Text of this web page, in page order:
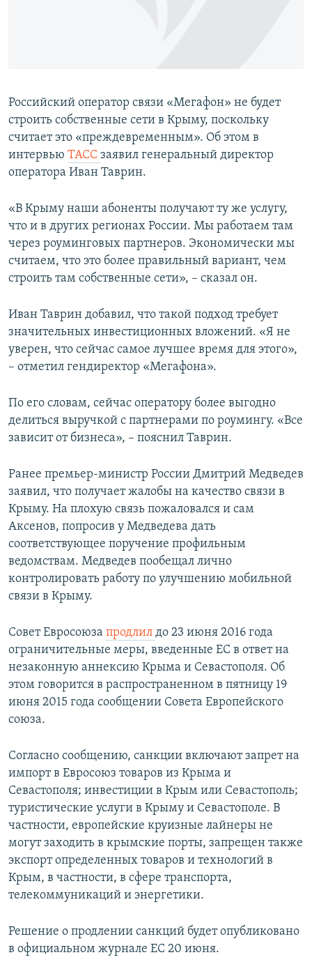
Все сайты RFE/RL
Российский оператор связи «Мегафон» не будет
строить собственные сети в Крыму, поскольку
считает это «преждевременным». Об этом в
интервью ТАСС заявил генеральный директор
оператора Иван Таврин.
«В Крыму наши абоненты получают ту же услугу,
что и в других регионах России. Мы работаем там
через роуминговых партнеров. Экономически мы
считаем, что это более правильный вариант, чем
строить там собственные сети», – сказал он.
Иван Таврин добавил, что такой подход требует
значительных инвестиционных вложений. «Я не
уверен, что сейчас самое лучшее время для этого»,
– отметил гендиректор «Мегафона».
По его словам, сейчас оператору более выгодно
делиться выручкой с партнерами по роумингу. «Все
зависит от бизнеса», – пояснил Таврин.
Ранее премьер-министр России Дмитрий Медведев
заявил, что получает жалобы на качество связи в
Крыму. На плохую связь пожаловался и сам
Аксенов, попросив у Медведева дать
соответствующее поручение профильным
ведомствам. Медведев пообещал лично
контролировать работу по улучшению мобильной
связи в Крыму.
Совет Евросоюза продлил до 23 июня 2016 года
ограничительные меры, введенные ЕС в ответ на
незаконную аннексию Крыма и Севастополя. Об
этом говорится в распространенном в пятницу 19
июня 2015 года сообщении Совета Европейского
союза.
Согласно сообщению, санкции включают запрет на
импорт в Евросоюз товаров из Крыма и
Севастополя; инвестиции в Крым или Севастополь;
туристические услуги в Крыму и Севастополе. В
частности, европейские круизные лайнеры не
могут заходить в крымские порты, запрещен также
экспорт определенных товаров и технологий в
Крым, в частности, в сфере транспорта,
телекоммуникаций и энергетики.
Решение о продлении санкций будет опубликовано
в официальном журнале ЕС 20 июня.